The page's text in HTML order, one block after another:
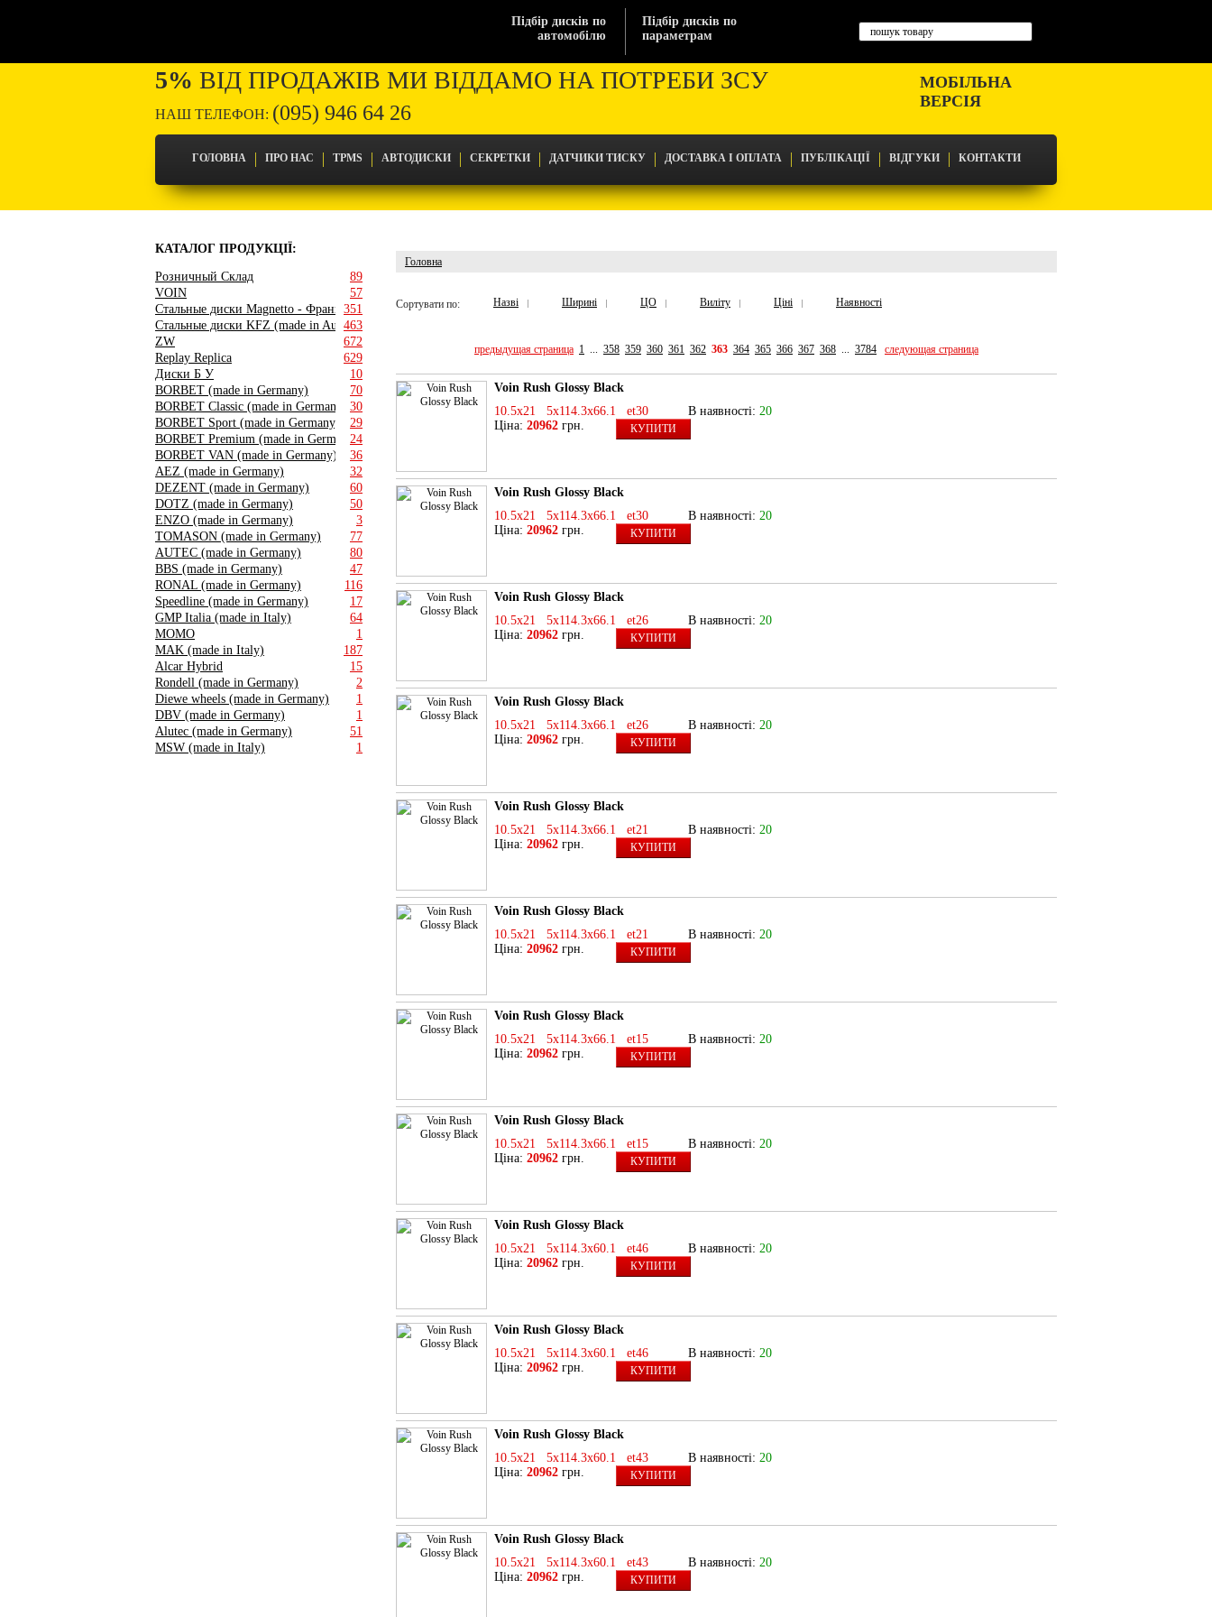
Підбір дисків по
автомобілю
Підбір дисків по
параметрам
МОБІЛЬНА
ВЕРСІЯ
5% ВІД ПРОДАЖІВ МИ ВІДДАМО НА ПОТРЕБИ ЗСУ
НАШ ТЕЛЕФОН: (095) 946 64 26
ГОЛОВНА ПРО НАС TPMS АВТОДИСКИ СЕКРЕТКИ ДАТЧИКИ ТИСКУ ДОСТАВКА І ОПЛАТА ПУБЛІКАЦІЇ ВІДГУКИ КОНТАКТИ
КАТАЛОГ ПРОДУКЦІЇ:
Розничный Склад
89
VOIN
57
Стальные диски Magnetto - Франция351
Стальные диски KFZ (made in Austria)
463
ZW
672
Replay Replica
629
Диски Б У
10
BORBET (made in Germany)
70
BORBET Classic (made in Germany)
30
BORBET Sport (made in Germany)
29
BORBET Premium (made in Germany)
24
BORBET VAN (made in Germany)
36
AEZ (made in Germany)
32
DEZENT (made in Germany)
60
DOTZ (made in Germany)
50
ENZO (made in Germany)
3
TOMASON (made in Germany)
77
AUTEC (made in Germany)
80
BBS (made in Germany)
47
RONAL (made in Germany)
116
Speedline (made in Germany)
17
GMP Italia (made in Italy)
64
MOMO
1
MAK (made in Italy)
187
Alcar Hybrid
15
Rondell (made in Germany)
2
Diewe wheels (made in Germany)
1
DBV (made in Germany)
1
Alutec (made in Germany)
51
MSW (made in Italy)
1
Головна
Сортувати по:
Назві Ширині ЦО Виліту Ціні Наявності
предыдущая страница 1 ... 358 359 360 361 362 363 364 365 366 367 368 ... 3784 следующая страница
Voin Rush Glossy Black
10.5x21 5x114.3x66.1 et30
В наявності: 20
Ціна: 20962 грн. КУПИТИ
Voin Rush Glossy Black
10.5x21 5x114.3x66.1 et30
В наявності: 20
Ціна: 20962 грн. КУПИТИ
Voin Rush Glossy Black
10.5x21 5x114.3x66.1 et26
В наявності: 20
Ціна: 20962 грн. КУПИТИ
Voin Rush Glossy Black
10.5x21 5x114.3x66.1 et26
В наявності: 20
Ціна: 20962 грн. КУПИТИ
Voin Rush Glossy Black
10.5x21 5x114.3x66.1 et21
В наявності: 20
Ціна: 20962 грн. КУПИТИ
Voin Rush Glossy Black
10.5x21 5x114.3x66.1 et21
В наявності: 20
Ціна: 20962 грн. КУПИТИ
Voin Rush Glossy Black
10.5x21 5x114.3x66.1 et15
В наявності: 20
Ціна: 20962 грн. КУПИТИ
Voin Rush Glossy Black
10.5x21 5x114.3x66.1 et15
В наявності: 20
Ціна: 20962 грн. КУПИТИ
Voin Rush Glossy Black
10.5x21 5x114.3x60.1 et46
В наявності: 20
Ціна: 20962 грн. КУПИТИ
Voin Rush Glossy Black
10.5x21 5x114.3x60.1 et46
В наявності: 20
Ціна: 20962 грн. КУПИТИ
Voin Rush Glossy Black
10.5x21 5x114.3x60.1 et43
В наявності: 20
Ціна: 20962 грн. КУПИТИ
Voin Rush Glossy Black
10.5x21 5x114.3x60.1 et43
В наявності: 20
Ціна: 20962 грн. КУПИТИ